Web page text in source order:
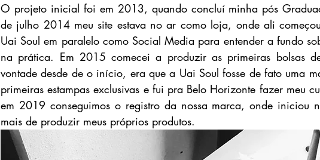
O projeto inicial foi em 2013, quando concluí minha pós
de julho 2014 meu site estava no ar como loja, onde ali
Uai Soul em paralelo como Social Media para entender a fundo
na prática. Em 2015 comecei a produzir as primeiras bolsas
vontade desde de o início, era que a Uai Soul fosse de fato uma
primeiras estampas exclusivas e fui pra Belo Horizonte fazer meu
em 2019 conseguimos o registro da nossa marca, onde iniciou
mais de produzir meus próprios produtos.